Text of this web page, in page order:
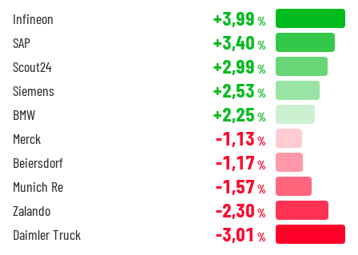
Infineon +3,99 %
SAP +3,40 %
Scout24 +2,99 %
Siemens +2,53 %
BMW +2,25 %
Merck -1,13 %
Beiersdorf -1,17 %
Munich Re -1,57 %
Zalando -2,30 %
Daimler Truck -3,01 %